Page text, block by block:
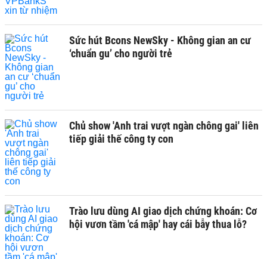
Sức hút Bcons NewSky - Không gian an cư
‘chuẩn gu’ cho người trẻ
Chủ show 'Anh trai vượt ngàn chông gai' liên
tiếp giải thế công ty con
Trào lưu dùng AI giao dịch chứng khoán: Cơ
hội vươn tầm 'cá mập' hay cái bẫy thua lỗ?